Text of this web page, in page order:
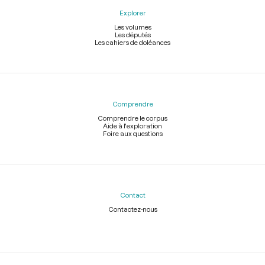
Explorer
Les volumes
Les députés
Les cahiers de doléances
Comprendre
Comprendre le corpus
Aide à l'exploration
Foire aux questions
Contact
Contactez-nous
Légal